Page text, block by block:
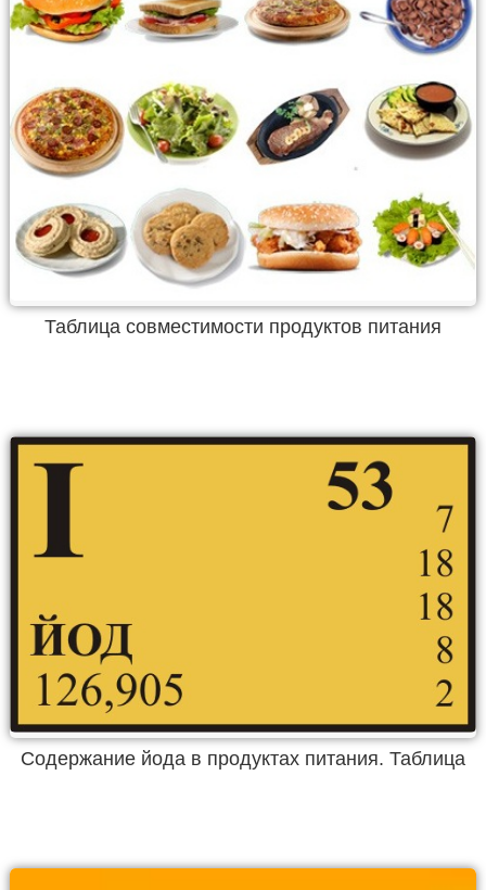
Таблица совместимости продуктов питания
Содержание йода в продуктах питания. Таблица